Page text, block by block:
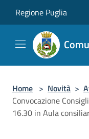
Regione Puglia
Home > Novità >
Convocazione
16.30 in Aula